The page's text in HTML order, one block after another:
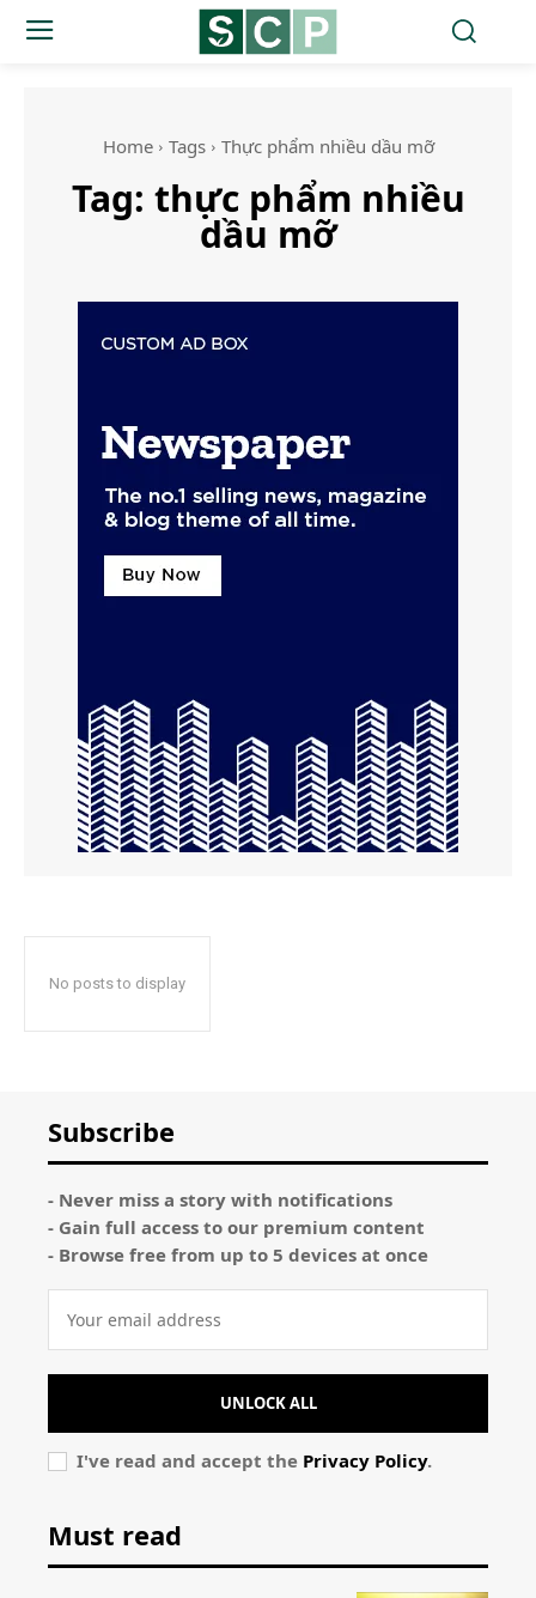
Home Tags Thực phẩm nhiều dầu mỡ
Tag: thực phẩm nhiều
dầu mỡ
No posts to display
Subscribe
- Never miss a story with notifications
- Gain full access to our premium content
- Browse free from up to 5 devices at once
UNLOCK ALL
I've read and accept the Privacy Policy.
Must read